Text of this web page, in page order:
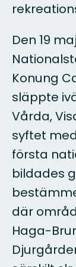
Den 19
Konung
släppte
Vårda,
syftet
första
bildades
där
Haga-